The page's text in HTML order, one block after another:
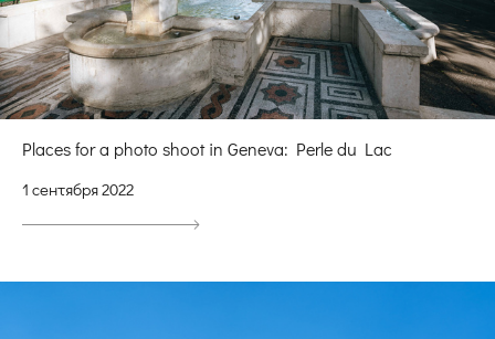
Places for a photo shoot in Geneva: Perle du Lac
1 сентября 2022